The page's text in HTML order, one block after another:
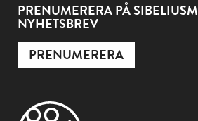
PRENUMERERA PÅ
NYHETSBREV
PRENUMERERA